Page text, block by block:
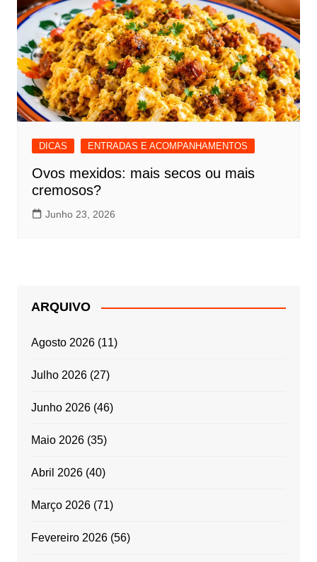
DICAS ENTRADAS E ACOMPANHAMENTOS
Ovos mexidos: mais secos ou mais
cremosos?
Junho 23, 2026
ARQUIVO
Agosto 2026(11)
Julho 2026(27)
Junho 2026(46)
Maio 2026(35)
Abril 2026(40)
Março 2026(71)
Fevereiro 2026(56)